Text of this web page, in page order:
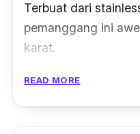
Terbuat dari
pemanggang ini
karat.
Pemanggang ini
READ MORE